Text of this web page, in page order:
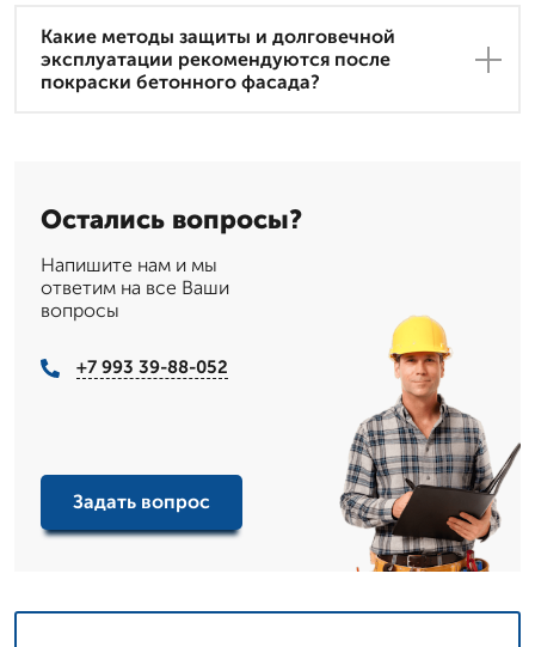
Какие методы защиты и долговечной
эксплуатации рекомендуются после
покраски бетонного фасада?
Остались вопросы?
Напишите нам и мы
ответим на все Ваши
вопросы
+7 993 39-88-052
Задать вопрос